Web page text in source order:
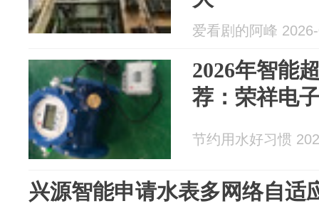
爱看剧的阿峰
2026年智能
荐：荣祥电
节约用水好习惯
兴源智能申请水表多网络自适